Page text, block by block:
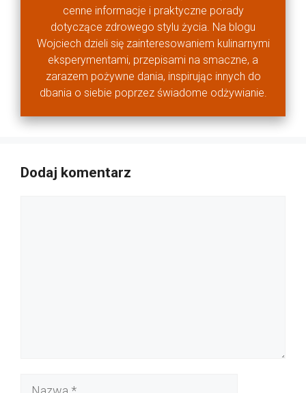
cenne informacje i praktyczne porady
dotyczące zdrowego stylu życia. Na blogu
Wojciech dzieli się zainteresowaniem kulinarnymi
eksperymentami, przepisami na smaczne, a
zarazem pożywne dania, inspirując innych do
dbania o siebie poprzez świadome odżywianie.
Dodaj komentarz
Nazwa